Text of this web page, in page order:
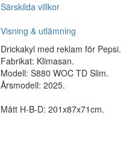
Särskilda villkor
Visning & utlämning
Drickakyl med reklam för Pepsi.
Fabrikat: Klimasan.
Modell: S880 WOC TD Slim.
Årsmodell: 2025.
Mått H-B-D: 201x87x71cm.